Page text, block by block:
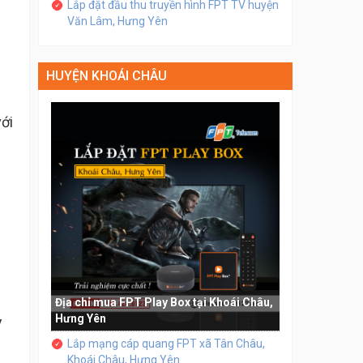
Lắp đặt đầu thu truyền hình FPT TV huyện
Văn Lâm, Hưng Yên
HUYỆN KHOÁI CHÂU
Địa chỉ mua FPT Play Box tại Khoái Châu,
Hưng Yên
Lắp mạng cáp quang FPT xã Tân Châu,
Khoái Châu, Hưng Yên